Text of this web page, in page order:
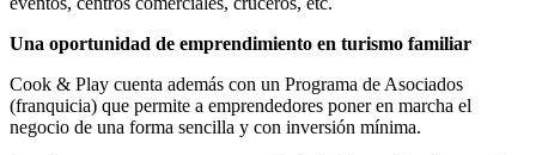
Una oportunidad de emprendimiento en turismo familiar
Cook & Play cuenta además con un Programa de Asociados
(franquicia) que permite a emprendedores poner en marcha el
negocio de una forma sencilla y con inversión mínima.